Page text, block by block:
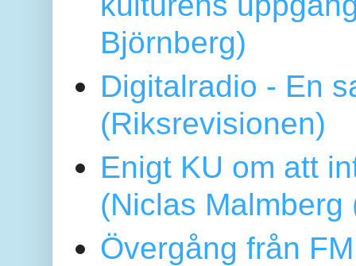
Björnberg)
Digitalradio - En
(Riksrevisionen)
Enigt KU om att
(Niclas
Övergång från